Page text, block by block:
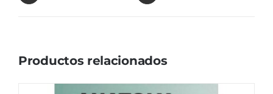
Productos relacionados